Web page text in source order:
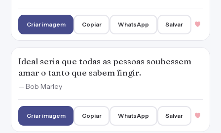
Criar imagem Copiar WhatsApp Salvar
Ideal seria que todas as pessoas soubessem
amar o tanto que sabem fingir.
— Bob Marley
Criar imagem Copiar WhatsApp Salvar